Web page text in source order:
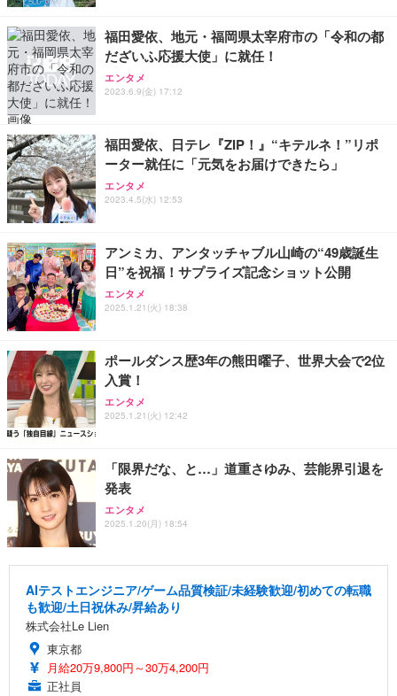
福田愛依、地元・福岡県太宰府市の「令和の都
だざいふ応援大使」に就任！
エンタメ
2023.6.9(金) 17:12
福田愛依、日テレ『ZIP！』“キテルネ！”リポ
ーター就任に「元気をお届けできたら」
エンタメ
2023.4.5(水) 12:53
アンミカ、アンタッチャブル山崎の“49歳誕生
日”を祝福！サプライズ記念ショット公開
エンタメ
2025.1.21(火) 18:38
ポールダンス歴3年の熊田曜子、世界大会で2位
入賞！
エンタメ
2025.1.21(火) 12:42
「限界だな、と…」道重さゆみ、芸能界引退を
発表
エンタメ
2025.1.20(月) 18:54
AIテストエンジニア/ゲーム品質検証/未経験歓迎/初めての転職
も歓迎/土日祝休み/昇給あり
株式会社Le Lien
東京都
月給20万9,800円～30万4,200円
正社員